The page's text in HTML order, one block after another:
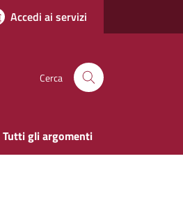
Accedi ai servizi
Cerca
Tutti gli argomenti